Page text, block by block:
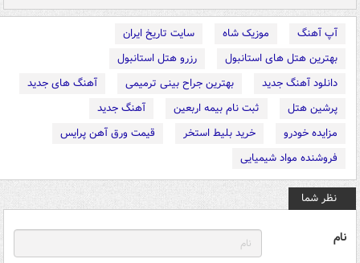
آپ آهنگ موزیک شاه
سایت تاریخ ایران
بهترین هتل های استانبول
رزرو هتل استانبول
دانلود آهنگ جدید
بهترین جراح بینی ترمیمی
آهنگ های جدید
پرشین هتل
ثبت نام بیمه اربعین
آهنگ جدید
مزایده خودرو
خرید بلیط استخر
قیمت ورق آهن پرایس
فروشنده مواد شیمیایی
نظر شما
نام